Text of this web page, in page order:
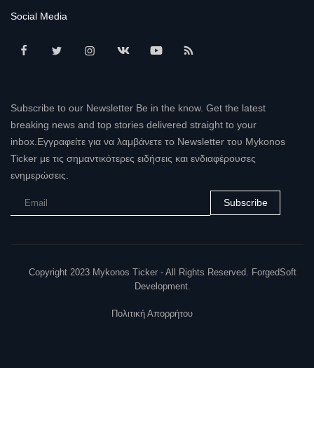
Social Media
Subscribe to our Newsletter Be in the know. Get the latest
breaking news and top stories delivered straight to your
inbox.Εγγραφείτε για να λαμβάνετε το Newsletter του Mykonos
Ticker με τις σημαντικότερες ειδήσεις και ενδιαφέρουσες
ενημερώσεις.
Subscribe
Copyright 2023 Mykonos Ticker - All Rights Reserved. ForgedSoft
Development.
Πολιτική Απορρήτου